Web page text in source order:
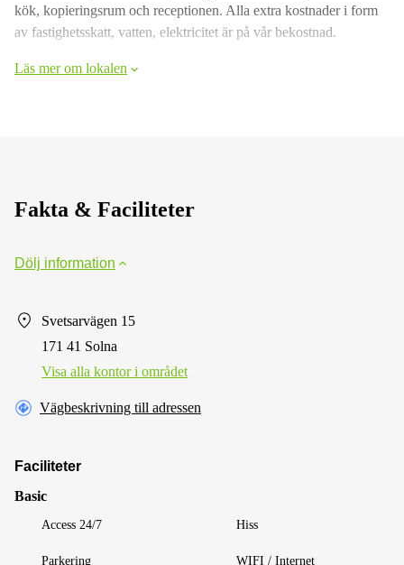
kök, kopieringsrum och receptionen. Alla extra kostnader i form
av fastighetsskatt, vatten, elektricitet är på vår bekostnad.
Läs mer om lokalen
Fakta & Faciliteter
Dölj information
Svetsarvägen 15
171 41 Solna
Visa alla kontor i området
Vägbeskrivning till adressen
Faciliteter
Basic
Access 24/7 Hiss
Parkering WIFI / Internet